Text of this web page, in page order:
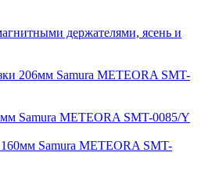
держателями, ясень и
206мм Samura METEORA SMT-
Samura METEORA SMT-0085/Y
Samura METEORA SMT-